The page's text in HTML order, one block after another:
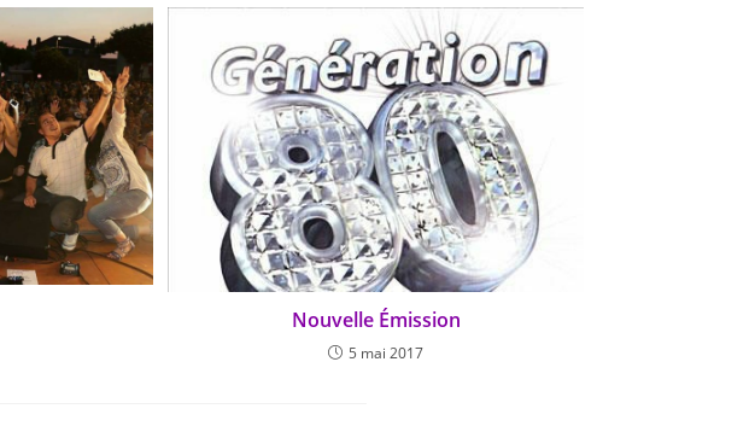
Nouvelle Émission
5 mai 2017